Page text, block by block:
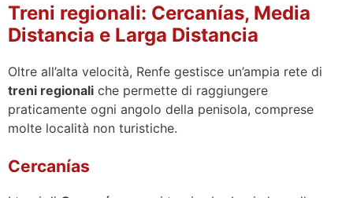
Treni regionali: Cercanías, Media
Distancia e Larga Distancia
Oltre all’alta velocità, Renfe gestisce un’ampia rete di
treni regionali che permette di raggiungere
praticamente ogni angolo della penisola, comprese
molte località non turistiche.
Cercanías